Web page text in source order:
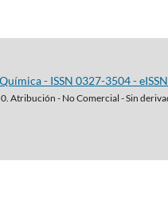
- ISSN 0327-3504 -
Atribución - No Comercial - Sin